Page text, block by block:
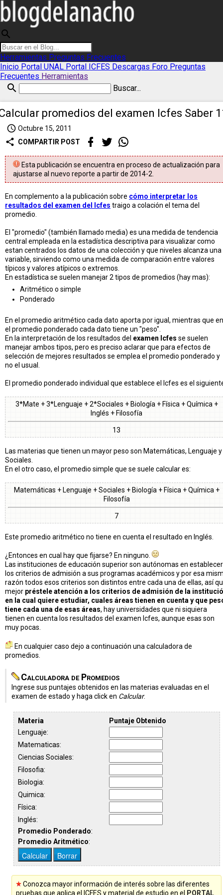
search
Herramientas Preguntas Frecuentes
Inicio Portal UNAL Portal ICFES Descargas Foro Preguntas
Frecuentes Herramientas
search Buscar...
promedios del examen Icfes Saber
access_time Octubre 15, 2011
share COMPARTIR POST
Esta publicación se encuentra en proceso de actualización para
ajustarse al nuevo reporte a partir de 2014-2.
En complemento a la publicación sobre cómo interpretar los
resultados del examen del Icfes traigo a colación el tema del
promedio.
El "promedio" (también llamado media) es una medida de tendencia
central empleada en la estadística descriptiva para visualizar como
estan centrados los datos de una colección y que niveles alcanza una
variable, sirviendo como una medida de comparación entre valores
típicos y valores atípicos o extremos.
En estadística se suelen manejar 2 tipos de promedios (hay mas):
Aritmético o simple
Ponderado
En el promedio aritmético cada dato aporta por igual, mientras que en
el promedio ponderado cada dato tiene un "peso".
En la interpretación de los resultados del examen Icfes se suelen
manejar ambos tipos, pero es preciso aclarar que para efectos de
selección de mejores resultados se emplea el promedio ponderado y
no el usual.
El promedio ponderado individual que establece el Icfes es el
3*Mate + 3*Lenguaje + 2*Sociales + Biología + Física + Química +
Inglés + Filosofía
13
Las materias que tienen un mayor peso son Matemáticas, Lenguaje y
Sociales.
En el otro caso, el promedio simple que se suele calcular es:
Matemáticas + Lenguaje + Sociales + Biología + Física + Química +
Filosofía
7
Este promedio aritmético no tiene en cuenta el resultado en Inglés.
¿Entonces en cual hay que fijarse? En ninguno.
Las instituciones de educación superior son autónomas en establecer
los criterios de admisión a sus programas académicos y por esa
razón todos esos criterios son distintos entre cada una de ellas, así
mejor préstele atención a los criterios de admisión de la
en la cual quiere estudiar, cuales áreas tienen en cuenta y que
tiene cada una de esas áreas, hay universidades que ni siquiera
tienen en cuenta los resultados del examen Icfes, aunque esas son
muy pocas.
En cualquier caso dejo a continuación una calculadora de
promedios.
Calculadora de Promedios
Ingrese sus puntajes obtenidos en las materias evaluadas en el
examen de estado y haga click en Calcular.
Materia
Puntaje Obtenido
Lenguaje:
Matematicas:
Ciencias Sociales:
Filosofia:
Biologia:
Quimica:
Física:
Inglés:
Promedio Ponderado:
Promedio Aritmético:
Conozca mayor información de interés sobre las diferentes
pruebas que aplica el ICFES y material de estudio en el
PORTAL